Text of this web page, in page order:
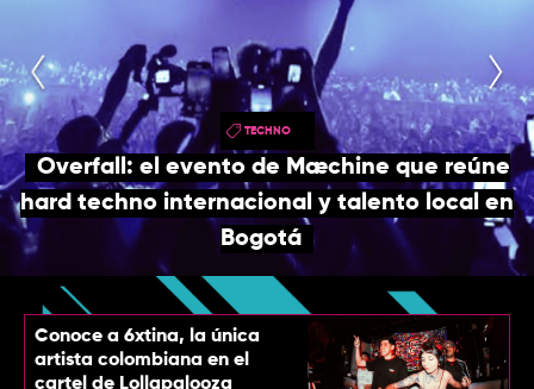
QUIÉNES SOMOS
CONTACTO
TECHNO
Overfall: el evento de Mæchine que reúne
hard techno internacional y talento local en
Bogotá
Conoce a 6xtina, la única
artista colombiana en el
cartel de Lollapalooza